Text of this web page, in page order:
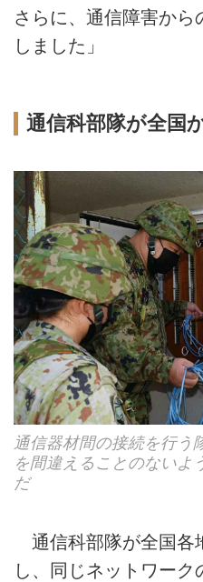
さらに、通信障害から
しました」
通信科部隊が全国
通信器材間の接続を行う
を間違えることのないよ
だ
通信科部隊が全国各
し、同じネットワーク